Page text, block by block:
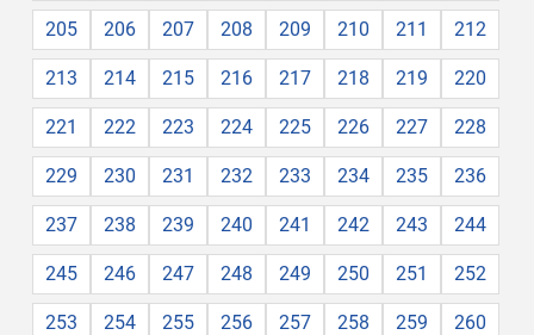
205 206 207 208 209 210 211 212
213 214 215 216 217 218 219 220
221 222 223 224 225 226 227 228
229 230 231 232 233 234 235 236
237 238 239 240 241 242 243 244
245 246 247 248 249 250 251 252
253 254 255 256 257 258 259 260